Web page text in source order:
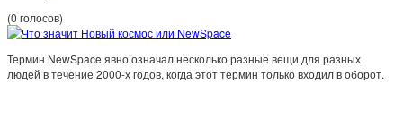
(0 голосов)
Термин NewSpace явно означал несколько разные вещи для разных
людей в течение 2000-х годов, когда этот термин только входил в оборот.